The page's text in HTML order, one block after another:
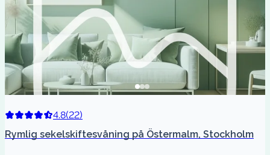
4.8(22)
Rymlig sekelskiftesvåning på Östermalm, Stockholm